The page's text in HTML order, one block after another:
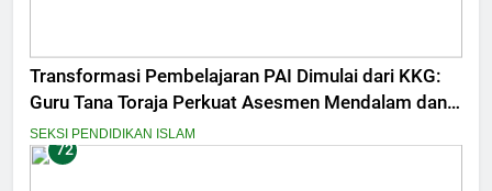
Transformasi Pembelajaran PAI Dimulai dari KKG:
Guru Tana Toraja Perkuat Asesmen Mendalam dan
Inovasi Digital
SEKSI PENDIDIKAN ISLAM
72